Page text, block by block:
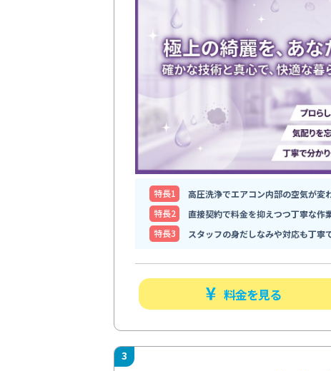
特⻑1
高圧洗浄でエアコン内部の空気が変
特⻑2
直接契約で料金を抑えつつ丁寧な作
特⻑3
スタッフの身だしなみや対応も丁寧
料金を見る
3